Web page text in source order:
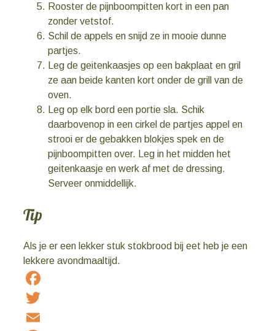
Rooster de pijnboompitten kort in een pan
zonder vetstof.
Schil de appels en snijd ze in mooie dunne
partjes.
Leg de geitenkaasjes op een bakplaat en gril
ze aan beide kanten kort onder de grill van de
oven.
Leg op elk bord een portie sla. Schik
daarbovenop in een cirkel de partjes appel en
strooi er de gebakken blokjes spek en de
pijnboompitten over. Leg in het midden het
geitenkaasje en werk af met de dressing.
Serveer onmiddellijk.
Tip
Als je er een lekker stuk stokbrood bij eet heb je een
lekkere avondmaaltijd.
Facebook
Twitter